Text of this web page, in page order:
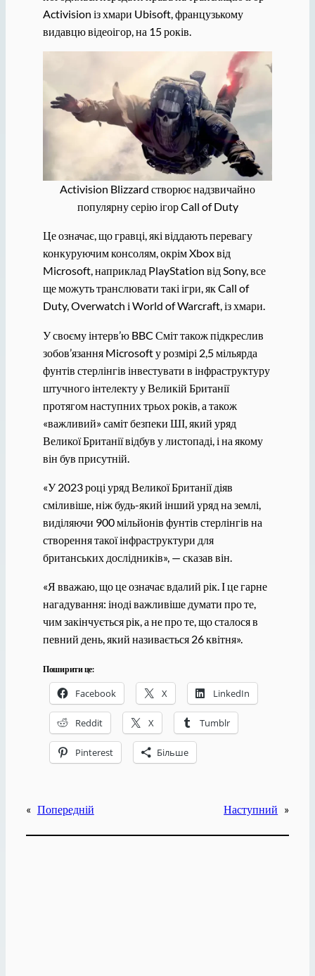
Activision із хмари Ubisoft, французькому
видавцю відеоігор, на 15 років.
Activision Blizzard створює надзвичайно
популярну серію ігор Call of Duty
Це означає, що гравці, які віддають перевагу
конкуруючим консолям, окрім Xbox від
Microsoft, наприклад PlayStation від Sony, все
ще можуть транслювати такі ігри, як Call of
Duty, Overwatch і World of Warcraft, із хмари.
У своєму інтерв’ю BBC Сміт також підкреслив
зобов’язання Microsoft у розмірі 2,5 мільярда
фунтів стерлінгів інвестувати в інфраструктуру
штучного інтелекту у Великій Британії
протягом наступних трьох років, а також
«важливий» саміт безпеки ШІ, який уряд
Великої Британії відбув у листопаді, і на якому
він був присутній.
«У 2023 році уряд Великої Британії діяв
сміливіше, ніж будь-який інший уряд на землі,
виділяючи 900 мільйонів фунтів стерлінгів на
створення такої інфраструктури для
британських дослідників», — сказав він.
«Я вважаю, що це означає вдалий рік. І це гарне
нагадування: іноді важливіше думати про те,
чим закінчується рік, а не про те, що сталося в
певний день, який називається 26 квітня».
Поширити це:
Facebook X LinkedIn
Reddit X Tumblr
Pinterest Більше
« Попередній Наступний »